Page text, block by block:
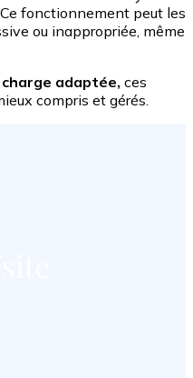
fonctionnement peut les
ou inappropriée, même
adaptée, ces
compris et gérés.